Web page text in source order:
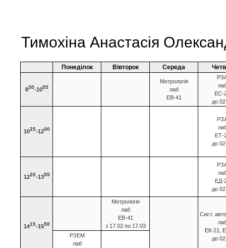
Тимохіна Анастасія
Понеділок Вівторок Середа
830-1005
Метрологія
лаб
ЕВ-41
ЕС-
до
1025-1200
ЕТ-
до
1220-1355
ЕД-
до
1415-1550
Метрологія
лаб
ЕВ-41
з 17.02 по 17.03
Сист.
ЕК-21,
до
РЗЕМ
лаб